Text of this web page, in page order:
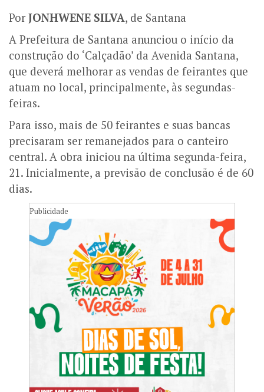
PorJONHWENE SILVA, de Santana
A Prefeitura de Santana anunciou o início da
construção do ‘Calçadão’ da Avenida Santana,
que deverá melhorar as vendas de feirantes que
atuam no local, principalmente, às segundas-
feiras.
Para isso, mais de 50 feirantes e suas bancas
precisaram ser remanejados para o canteiro
central. A obra iniciou na última segunda-feira,
21. Inicialmente, a previsão de conclusão é de 60
dias.
Publicidade